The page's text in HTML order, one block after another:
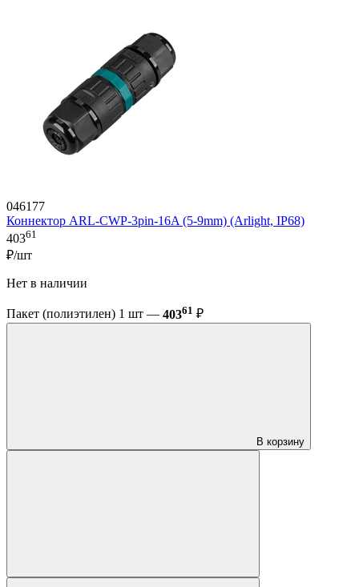
046177
Коннектор ARL-CWP-3pin-16A (5-9mm) (Arlight, IP68)
40361
₽/шт
Нет в наличии
Пакет (полиэтилен) 1 шт — 40361 ₽
В корзину